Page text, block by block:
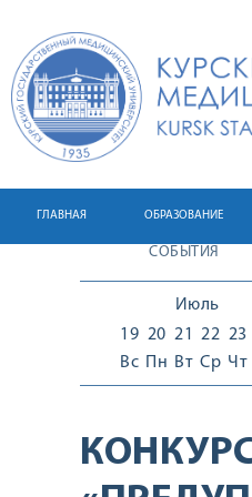
ГЛАВНАЯ ОБРАЗОВАНИЕ
СОБЫТИЯ
Июль
19
Вс
20
Пн
21
Вт
22
Ср
23
Чт